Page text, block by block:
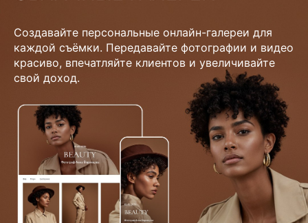
Создавайте персональные онлайн-галереи для
каждой съёмки. Передавайте фотографии и видео
красиво, впечатляйте клиентов и увеличивайте
свой доход.